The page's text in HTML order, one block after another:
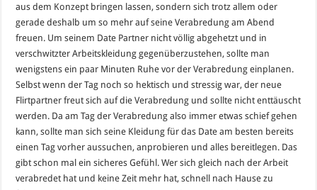
aus dem Konzept bringen lassen, sondern sich trotz allem oder
gerade deshalb um so mehr auf seine Verabredung am Abend
freuen. Um seinem Date Partner nicht völlig abgehetzt und in
verschwitzter Arbeitskleidung gegenüberzustehen, sollte man
wenigstens ein paar Minuten Ruhe vor der Verabredung einplanen.
Selbst wenn der Tag noch so hektisch und stressig war, der neue
Flirtpartner freut sich auf die Verabredung und sollte nicht enttäuscht
werden. Da am Tag der Verabredung also immer etwas schief gehen
kann, sollte man sich seine Kleidung für das Date am besten bereits
einen Tag vorher aussuchen, anprobieren und alles bereitlegen. Das
gibt schon mal ein sicheres Gefühl. Wer sich gleich nach der Arbeit
verabredet hat und keine Zeit mehr hat, schnell nach Hause zu